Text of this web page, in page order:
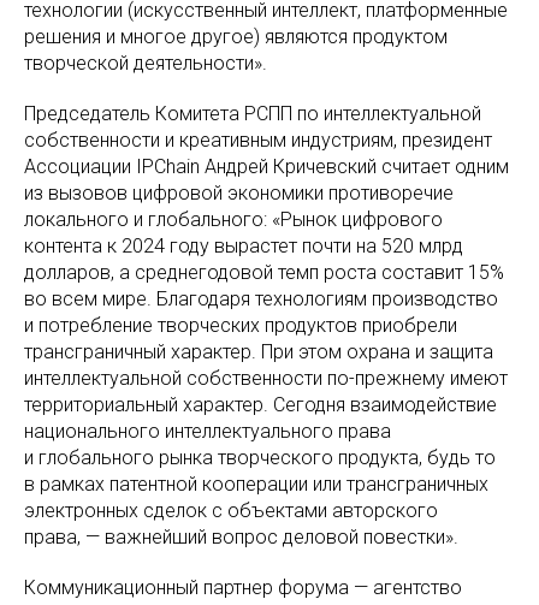
технологии (искусственный интеллект, платформенные
решения и многое другое) являются продуктом
творческой деятельности».
Председатель Комитета РСПП по интеллектуальной
собственности и креативным индустриям, президент
Ассоциации IPChain Андрей Кричевский считает одним
из вызовов цифровой экономики противоречие
локального и глобального: «Рынок цифрового
контента к 2024 году вырастет почти на 520 млрд
долларов, а среднегодовой темп роста составит 15%
во всем мире. Благодаря технологиям производство
и потребление творческих продуктов приобрели
трансграничный характер. При этом охрана и защита
интеллектуальной собственности по-прежнему имеют
территориальный характер. Сегодня взаимодействие
национального интеллектуального права
и глобального рынка творческого продукта, будь то
в рамках патентной кооперации или трансграничных
электронных сделок с объектами авторского
права, — важнейший вопрос деловой повестки».
Коммуникационный партнер форума — агентство